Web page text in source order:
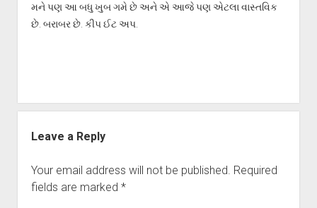
મને પણ આ બધુ ખુબ ગમે છે અને એ આજે પણ એટલા વાસ્તવિક
છે. બરાબર છે. કીપ ઈટ અપ.
Leave a Reply
Your email address will not be published. Required
fields are marked *